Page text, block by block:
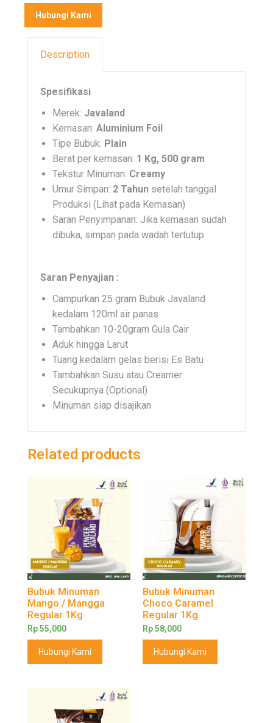
Hubungi Kami
Description
Spesifikasi
Merek: Javaland
Kemasan: Aluminium Foil
Tipe Bubuk: Plain
Berat per kemasan: 1 Kg, 500 gram
Tekstur Minuman: Creamy
Umur Simpan: 2 Tahun setelah tanggal
Produksi (Lihat pada Kemasan)
Saran Penyimpanan: Jika kemasan sudah
dibuka, simpan pada wadah tertutup
Saran Penyajian :
Campurkan 25 gram Bubuk Javaland
kedalam 120ml air panas
Tambahkan 10-20gram Gula Cair
Aduk hingga Larut
Tuang kedalam gelas berisi Es Batu
Tambahkan Susu atau Creamer
Secukupnya (Optional)
Minuman siap disajikan
Related products
Bubuk Minuman
Mango / Mangga
Regular 1Kg
Rp55,000
Hubungi Kami
Bubuk Minuman
Choco Caramel
Regular 1Kg
Rp58,000
Hubungi Kami